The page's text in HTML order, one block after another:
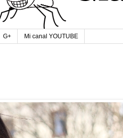
G+ Mi canal YOUTUBE